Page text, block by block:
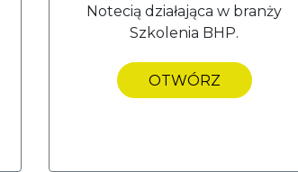
Notecią działająca w branży
Szkolenia BHP.
OTWÓRZ